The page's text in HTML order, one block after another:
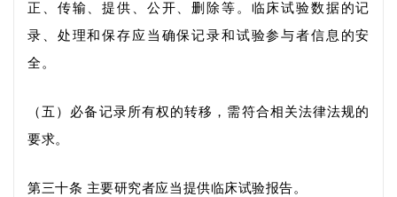
正、传输、提供、公开、删除等。临床试验数据的记
录、处理和保存应当确保记录和试验参与者信息的安
全。
（五）必备记录所有权的转移，需符合相关法律法规的
要求。
第三十条 主要研究者应当提供临床试验报告。